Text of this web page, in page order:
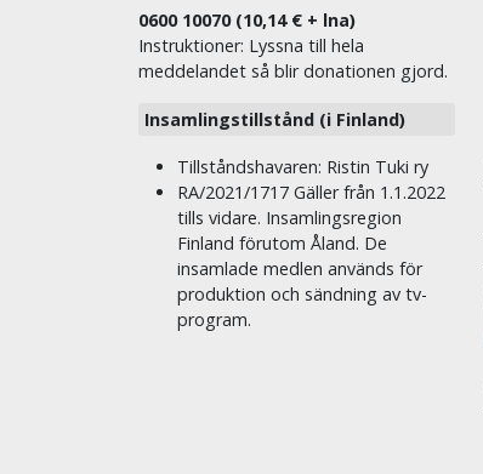
0600 10070 (10,14 € + lna)
Instruktioner: Lyssna till hela
meddelandet så blir donationen gjord.
Insamlingstillstånd (i Finland)
Tillståndshavaren: Ristin Tuki ry
RA/2021/1717 Gäller från 1.1.2022
tills vidare. Insamlingsregion
Finland förutom Åland. De
insamlade medlen används för
produktion och sändning av tv-
program.